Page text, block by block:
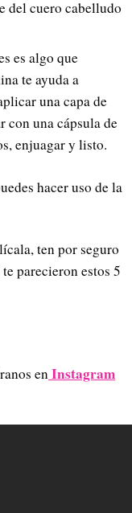
del cuero cabelludo
es algo que
te ayuda a
una capa de
con una cápsula de
enjuagar y listo.
hacer uso de la
ten por seguro
parecieron estos 5
en Instagram